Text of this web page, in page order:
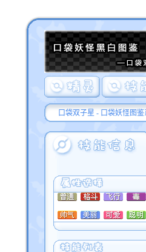
口袋双子星 - 口袋妖怪图鉴